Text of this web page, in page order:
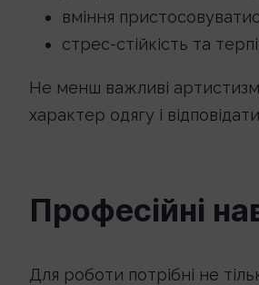
вміння
стрес-стійкість та
Не менш важливі артистизм
характер одягу і
Професійні
Для роботи потрібні не